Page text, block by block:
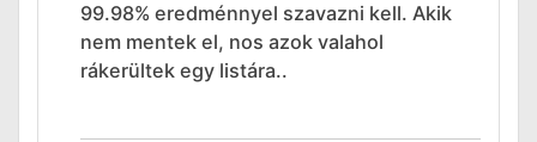
99.98% eredménnyel szavazni kell. Akik
nem mentek el, nos azok valahol
rákerültek egy listára..